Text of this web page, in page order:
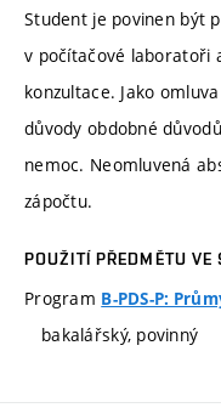
Student je povinen být
v počítačové laboratoři
konzultace. Jako
důvody obdobné
nemoc. Neomluvená
zápočtu.
POUŽITÍ PŘEDMĚTU
Program B-PDS-P:
bakalářský, povinný